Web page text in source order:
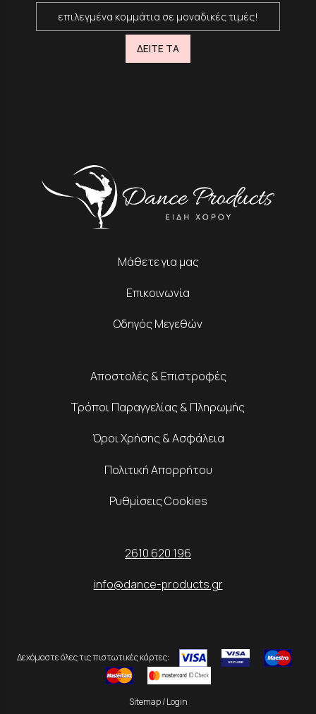
επιλεγμένα κομμάτια σε μοναδικές τιμές!
ΔΕΙΤΕ ΤΑ
Μάθετε για μας
Επικοινωνία
Οδηγός Μεγεθών
Αποστολές & Επιστροφές
Τρόποι Παραγγελίας & Πληρωμής
Όροι Χρήσης & Ασφάλεια
Πολιτική Απορρήτου
Ρυθμίσεις Cookies
2610 620 196
info@dance-products.gr
Δεχόμαστε όλες τις πιστωτικές κάρτες:
Sitemap/Login